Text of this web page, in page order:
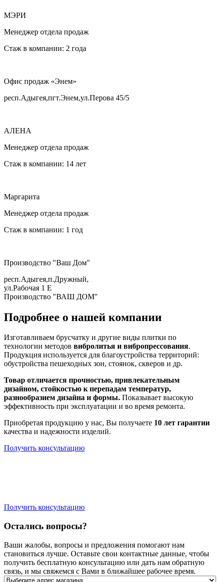
МЭРИ
Менеджер отдела продаж
Стаж в компании: 2 года
Офис продаж «Энем»
респ.Адыгея,пгт.Энем,ул.Перова 45/5
АЛЕНА
Менеджер отдела продаж
Стаж в компании: 14 лет
Маргарита
Менеджер отдела продаж
Стаж в компании: 1 год
Производство "Ваш Дом"
респ.Адыгея,п.Дружный,
ул.Рабочая 1 Е
Производство "ВАШ ДОМ"
Подробнее о нашей компании
Изготавливаем брусчатку и другие виды плитки по
технологии методов вибролитья и вибропрессования.
Продукция используется для благоустройства территорий:
обустройства пешеходных зон, стоянок, скверов и др.
Товар отличается прочностью, привлекательным
дизайном, стойкостью к перепадам температур,
разнообразием дизайна и формы. Показывает высокую
эффективность при эксплуатации и во время ремонта.
Приобретая продукцию у нас, Вы получаете 10 лет гарантии
качества и надежности изделий.
Получить консультацию
Получить консультацию
Остались вопросы?
Ваши жалобы, вопросы и предложения помогают нам
становиться лучше. Оставьте свои контактные данные, чтобы
получить бесплатную консультацию или дать нам обратную
связь, и мы свяжемся с Вами в ближайшее рабочее время.